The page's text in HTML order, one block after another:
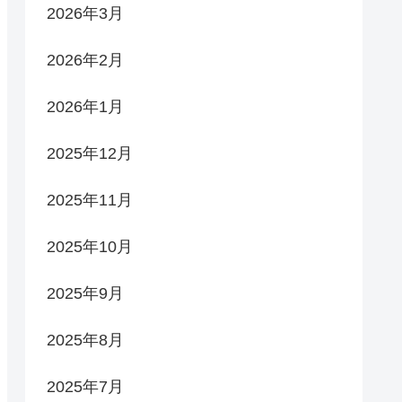
2026年3月
2026年2月
2026年1月
2025年12月
2025年11月
2025年10月
2025年9月
2025年8月
2025年7月